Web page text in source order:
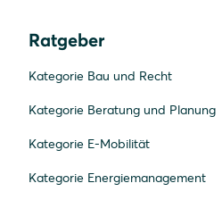
Ratgeber
Kategorie Bau und Recht
Kategorie Beratung und Planung
Kategorie E-Mobilität
Kategorie Energiemanagement